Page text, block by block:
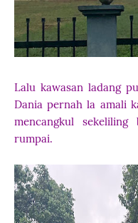
Lalu kawasan ladang
Dania pernah la amali
mencangkul
rumpai.